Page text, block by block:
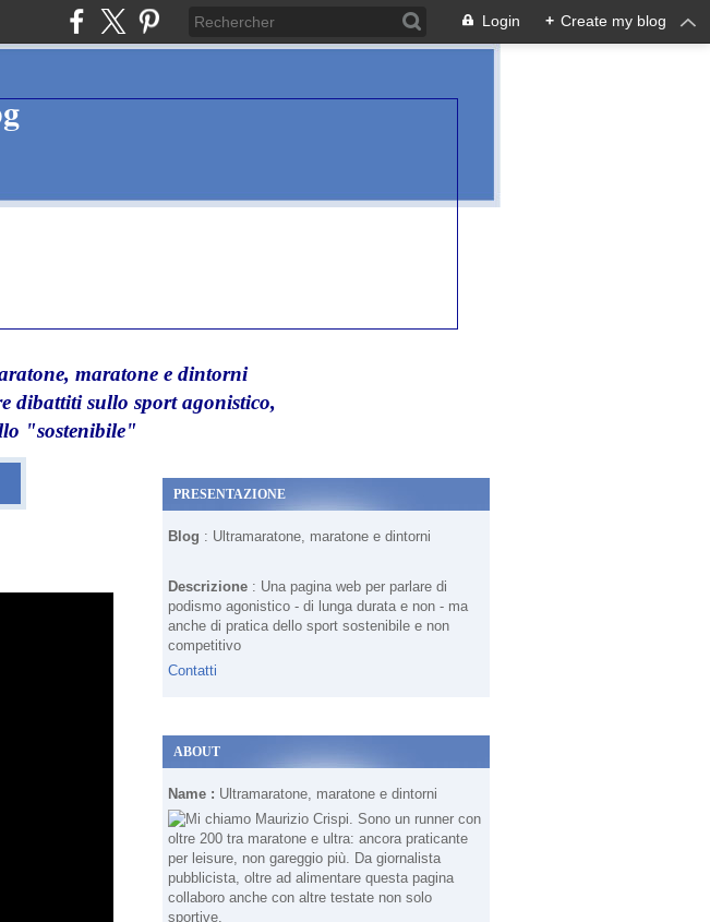
Login + Create my blog
maratone e dintorni
dibattiti sullo sport agonistico,
"sostenibile"
PRESENTAZIONE
Blog : Ultramaratone, maratone e dintorni
Descrizione : Una pagina web per parlare di
podismo agonistico - di lunga durata e non - ma
anche di pratica dello sport sostenibile e non
competitivo
Contatti
ABOUT
Name : Ultramaratone, maratone e dintorni